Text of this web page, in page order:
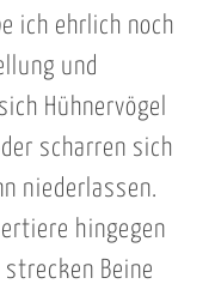
ich ehrlich noch
und
Hühnervögel
scharren sich
niederlassen.
hingegen
Beine